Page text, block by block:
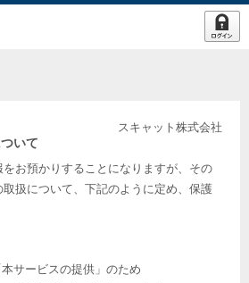
スキャット株式会社
いて
お預かりすることになりますが、その
扱について、下記のように定め、保護
サービスの提供」のため